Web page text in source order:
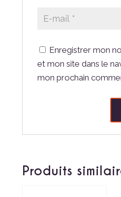
Enregistrer mon
et mon site dans le
mon prochain
Produits